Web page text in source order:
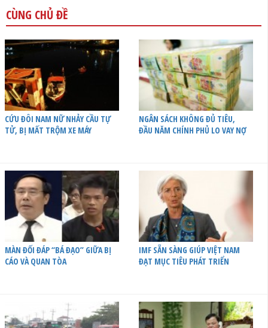
CÙNG CHỦ ĐỀ
CỨU ĐÔI NAM NỮ NHẢY CẦU TỰ
TỬ, BỊ MẤT TRỘM XE MÁY
NGÂN SÁCH KHÔNG ĐỦ TIÊU,
ĐẦU NĂM CHÍNH PHỦ LO VAY NỢ
MÀN ĐỐI ĐÁP “BÁ ĐẠO” GIỮA BỊ
CÁO VÀ QUAN TÒA
IMF SẴN SÀNG GIÚP VIỆT NAM
ĐẠT MỤC TIÊU PHÁT TRIỂN